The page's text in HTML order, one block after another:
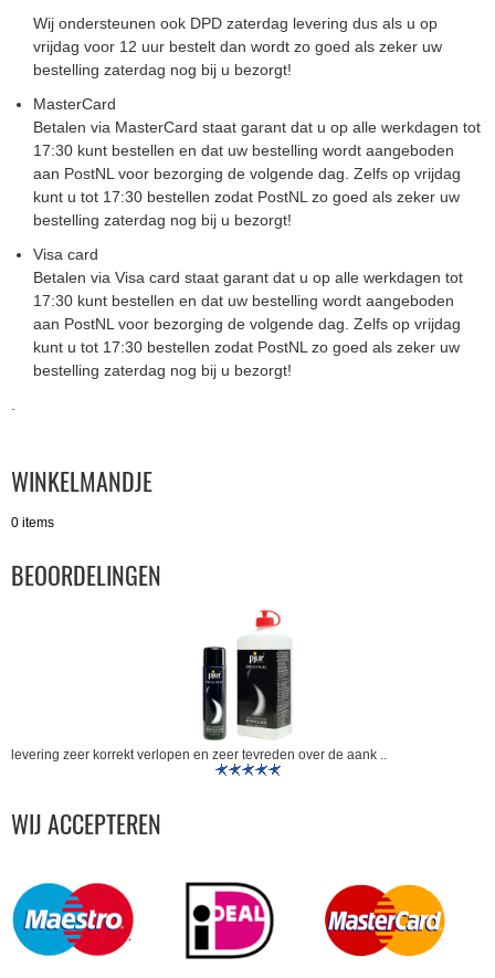
Wij ondersteunen ook DPD zaterdag levering dus als u op
vrijdag voor 12 uur bestelt dan wordt zo goed als zeker uw
bestelling zaterdag nog bij u bezorgt!
MasterCard
Betalen via MasterCard staat garant dat u op alle werkdagen tot
17:30 kunt bestellen en dat uw bestelling wordt aangeboden
aan PostNL voor bezorging de volgende dag. Zelfs op vrijdag
kunt u tot 17:30 bestellen zodat PostNL zo goed als zeker uw
bestelling zaterdag nog bij u bezorgt!
Visa card
Betalen via Visa card staat garant dat u op alle werkdagen tot
17:30 kunt bestellen en dat uw bestelling wordt aangeboden
aan PostNL voor bezorging de volgende dag. Zelfs op vrijdag
kunt u tot 17:30 bestellen zodat PostNL zo goed als zeker uw
bestelling zaterdag nog bij u bezorgt!
WINKELMANDJE
0 items
BEOORDELINGEN
levering zeer korrekt verlopen en zeer tevreden over de aank ..
WIJ ACCEPTEREN